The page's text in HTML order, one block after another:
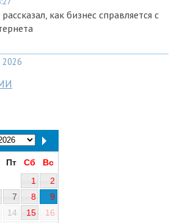
как бизнес справляется с
2026
Пт Сб
Вс
1
2
7 8
9
14 15
16